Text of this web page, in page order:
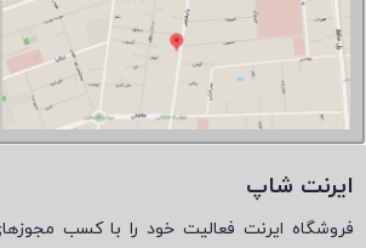
ایرنت شاپ
فروشگاه ایرنت فعالیت خود را با کسب